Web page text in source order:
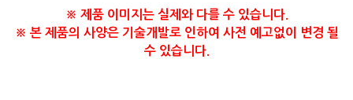
※ 제품 이미지는 실제와 다를 수 있습니다.
​※ 본 제품의 사양은 기술개발로 인하여 사전 예고없이 변경 될
수 있습니다.